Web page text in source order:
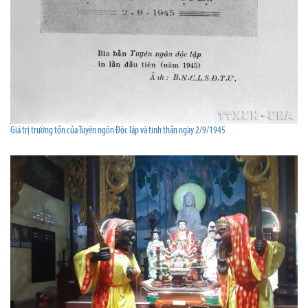
Giá trị trường tồn của Tuyên ngôn Độc lập và tinh thần ngày 2/9/1945